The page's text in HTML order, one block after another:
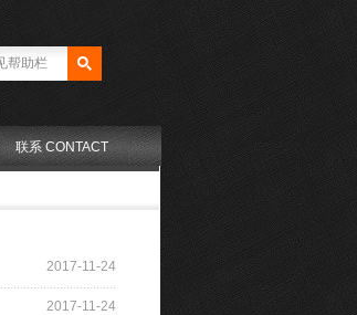
联系 CONTACT
2017-11-24
2017-11-24